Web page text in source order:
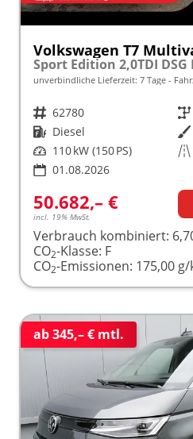
Volkswagen T7
Sport Edition 2,0TDI DSG
unverbindliche Lieferzeit: 7 Tage
Fahrzeugnr. 62780 Getriebe
Kraftstoff Diesel Außenfarbe
Leistung 110 kW (150 PS) Kilometerstand
01.08.2026
50.682,– €
incl. 19% MwSt.
Verbrauch kombiniert:
CO2-Klasse: F
CO2-Emissionen: 175,00
ab 345,– € mtl.